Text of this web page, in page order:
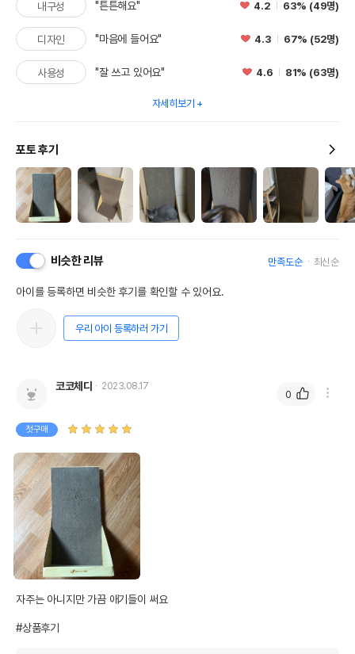
내구성 "튼튼해요" 4.2 63% (49명)
디자인 "마음에 들어요" 4.3 67% (52명)
사용성 "잘 쓰고 있어요" 4.6 81% (63명)
자세히보기
포토 후기
비슷한 리뷰 만족도순 최신순
아이를 등록하면 비슷한 후기를 확인할 수 있어요.
우리 아이 등록하러 가기
코코체다 2023.08.17
첫구매
자주는 아니지만 가끔 애기들이 써요
#상품후기
0